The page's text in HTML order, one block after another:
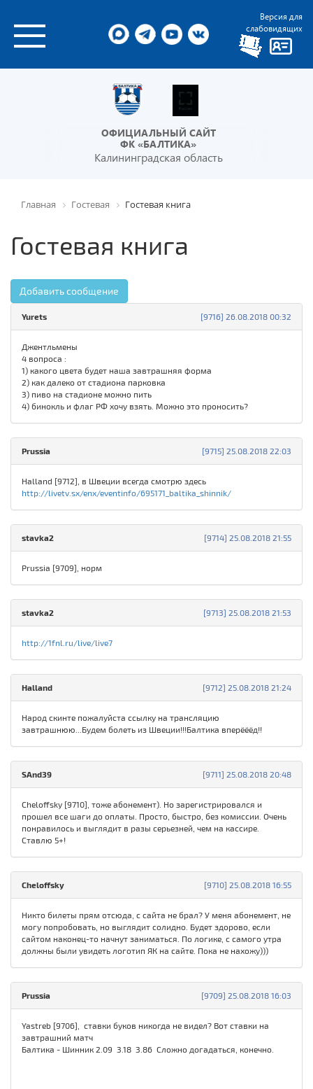
Версия для
слабовидящих
ОФИЦИАЛЬНЫЙ САЙТ
ФК «БАЛТИКА»
Калининградская область
Главная Гостевая Гостевая книга
Гостевая книга
Добавить сообщение
[9716] 26.08.2018 00:32
Yurets
Джентльмены
4 вопроса :
1) какого цвета будет наша завтрашняя форма
2) как далеко от стадиона парковка
3) пиво на стадионе можно пить
4) бинокль и флаг РФ хочу взять. Можно это проносить?
[9715] 25.08.2018 22:03
Prussia
Halland [9712], в Швеции всегда смотрю здесь
http://livetv.sx/enx/eventinfo/695171_baltika_shinnik/
[9714] 25.08.2018 21:55
stavka2
Prussia [9709], норм
[9713] 25.08.2018 21:53
stavka2
http://1fnl.ru/live/live7
[9712] 25.08.2018 21:24
Halland
Народ скинте пожалуйста ссылку на трансляцию
завтрашнюю...Будем болеть из Швеции!!!Балтика вперёёёд!!
[9711] 25.08.2018 20:48
SAnd39
Cheloffsky [9710], тоже абонемент). Но зарегистрировался и
прошел все шаги до оплаты. Просто, быстро, без комиссии. Очень
понравилось и выглядит в разы серьезней, чем на кассире.
Ставлю 5+!
[9710] 25.08.2018 16:55
Cheloffsky
Никто билеты прям отсюда, с сайта не брал? У меня абонемент, не
могу попробовать, но выглядит солидно. Будет здорово, если
сайтом наконец-то начнут заниматься. По логике, с самого утра
должны были увидеть логотип ЯК на сайте. Пока не нахожу)))
[9709] 25.08.2018 16:03
Prussia
Yastreb [9706], ставки буков никогда не видел? Вот ставки на
завтрашний матч
Балтика - Шинник 2.09 3.18 3.86 Сложно догадаться, конечно.